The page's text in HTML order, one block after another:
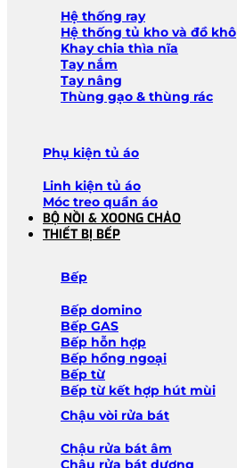
Hệ thống ray
Hệ thống tủ kho và đồ khô
Khay chia thìa nĩa
Tay nắm
Tay nâng
Thùng gạo & thùng rác
Phụ kiện tủ áo
Linh kiện tủ áo
Móc treo quần áo
BỘ NỒI & XOONG CHẢO
THIẾT BỊ BẾP
Bếp
Bếp domino
Bếp GAS
Bếp hỗn hợp
Bếp hồng ngoại
Bếp từ
Bếp từ kết hợp hút mùi
Chậu vòi rửa bát
Chậu rửa bát âm
Chậu rửa bát dương